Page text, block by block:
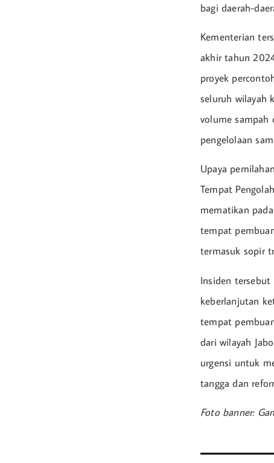
bagi daerah-
Kementerian
akhir tahun
proyek
seluruh wilayah
volume sampah
pengelolaan
Upaya
Tempat
mematikan
tempat
termasuk sopir
Insiden
keberlanjutan
tempat
dari wilayah
urgensi untuk
tangga dan
Foto banner: